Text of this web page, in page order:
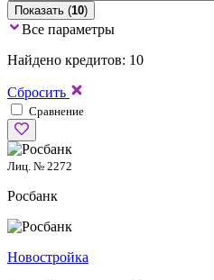
Показать (10)
Все параметры
Найдено кредитов: 10
Сбросить
Сравнение
Лиц. № 2272
Росбанк
Новостройка